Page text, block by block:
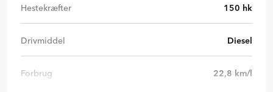
Hestekræfter 150 hk
Drivmiddel Diesel
Forbrug 22,8 km/l